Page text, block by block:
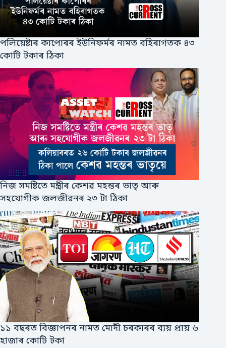
পলিয়েষ্টাৰ কাপোৰৰ ইউনিফর্মৰ নামত বহিৰাগতক ৪৩
কোটি টকাৰ ঠিকা
নিজ সমষ্টিতে মন্ত্ৰীৰ কেশৱ মহন্তৰ ভাতৃ আৰু
সহযোগীক জলজীৱনৰ ২৩ টা ঠিকা
১১ বছৰত বিজ্ঞাপনৰ নামত মোদী চৰকাৰৰ ব্যয় প্ৰায় ৬
হাজাৰ কোটি টকা